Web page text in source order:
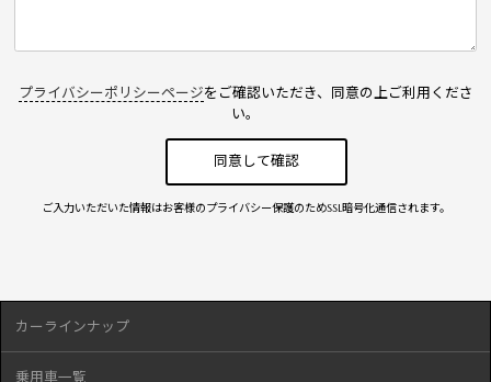
プライバシーポリシーページをご確認いただき、同意の上ご利用くださ
い。
ご入力いただいた情報はお客様のプライバシー保護のためSSL暗号化通信されます。
カーラインナップ
乗用車一覧